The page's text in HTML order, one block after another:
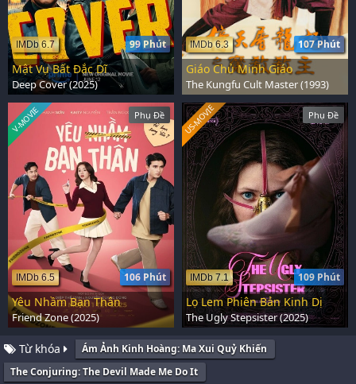
99 Phút
IMDb 6.7
Mật Vụ Bất Đắc Dĩ
Deep Cover (2025)
107 Phút
IMDb 6.3
Giáo Chủ Minh Giáo
The Kungfu Cult Master (1993)
Phụ Đề
106 Phút
IMDb 6.5
V-MOVIE
Yêu Nhầm Bạn Thân
Friend Zone (2025)
Phụ Đề
109 Phút
IMDb 7.1
US-MOVIE
Lọ Lem Phiên Bản Kinh Dị
The Ugly Stepsister (2025)
Từ khóa
Ám Ảnh Kinh Hoàng: Ma Xui Quỷ Khiến
The Conjuring: The Devil Made Me Do It